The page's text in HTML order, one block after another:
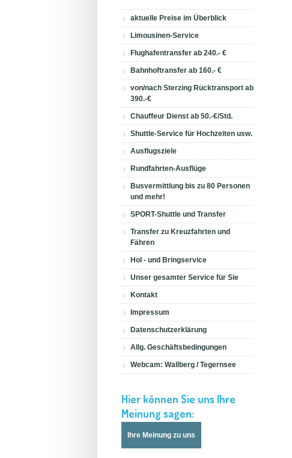
aktuelle Preise im Überblick
Limousinen-Service
Flughafentransfer ab 240.- €
Bahnhoftransfer ab 160.- €
von/nach Sterzing Rücktransport ab
390.-€
Chauffeur Dienst ab 50.-€/Std.
Shuttle-Service für Hochzeiten usw.
Ausflugsziele
Rundfahrten-Ausflüge
Busvermittlung bis zu 80 Personen
und mehr!
SPORT-Shuttle und Transfer
Transfer zu Kreuzfahrten und
Fähren
Hol - und Bringservice
Unser gesamter Service für Sie
Kontakt
Impressum
Datenschutzerklärung
Allg. Geschäftsbedingungen
Webcam: Wallberg / Tegernsee
Hier können Sie uns Ihre
Meinung sagen:
Ihre Meinung zu uns